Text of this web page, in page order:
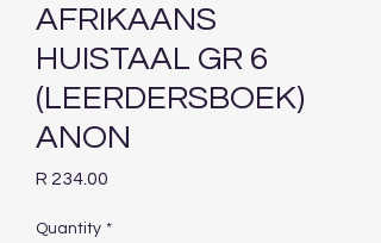
AFRIKAANS
HUISTAAL GR 6
(LEERDERSBOEK)
ANON
R 234.00
Quantity *